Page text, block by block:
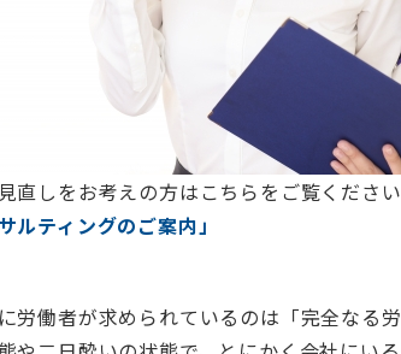
直しをお考えの方はこちらをご覧ください
ルティングのご案内」
労働者が求められているのは「完全なる労